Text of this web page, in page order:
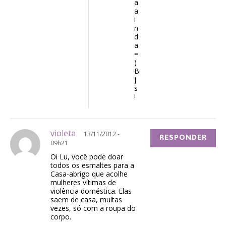
a
a
i
n
d
a
=
)
B
j
s
!
violeta
13/11/2012 -
09h21
Oi Lu, você pode doar
todos os esmaltes para a
Casa-abrigo que acolhe
mulheres vítimas de
violência doméstica. Elas
saem de casa, muitas
vezes, só com a roupa do
corpo.
RESPONDER